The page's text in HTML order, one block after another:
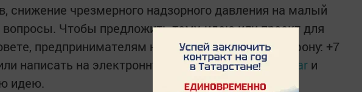
снижение чрезмерного надзорного давления на малый
вопросы. Чтобы предложить тему, идею или проект для
предпринимателям нужно позвонить по телефону: +7
написать на электронную почту:sovet@sovet.tatar и
идею.